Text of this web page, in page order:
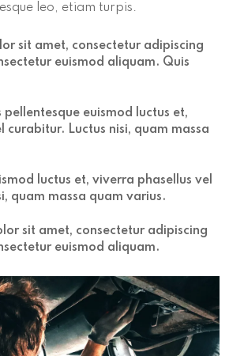
leo, etiam turpis.
sit amet, consectetur adipiscing
euismod aliquam. Quis
pellentesque euismod luctus et,
curabitur. Luctus nisi, quam massa
luctus et, viverra phasellus vel
quam massa quam varius.
sit amet, consectetur adipiscing
euismod aliquam.